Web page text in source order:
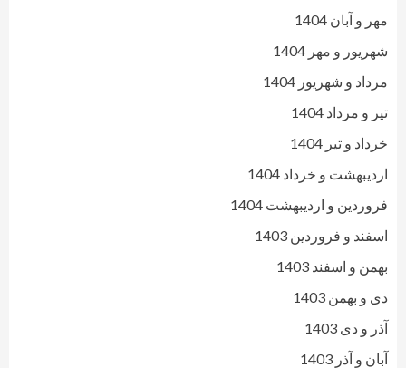
مهر و آبان 1404
شهریور و مهر 1404
مرداد و شهریور 1404
تیر و مرداد 1404
خرداد و تیر 1404
اردیبهشت و خرداد 1404
فروردین و اردیبهشت 1404
اسفند و فروردین 1403
بهمن و اسفند 1403
دی و بهمن 1403
آذر و دی 1403
آبان و آذر 1403